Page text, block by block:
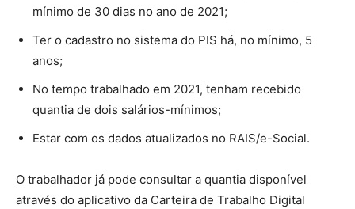
mínimo de 30 dias no ano de 2021;
Ter o cadastro no sistema do PIS há, no mínimo, 5
anos;
No tempo trabalhado em 2021, tenham recebido
quantia de dois salários-mínimos;
Estar com os dados atualizados no RAIS/e-Social.
O trabalhador já pode consultar a quantia disponível
através do aplicativo da Carteira de Trabalho Digital